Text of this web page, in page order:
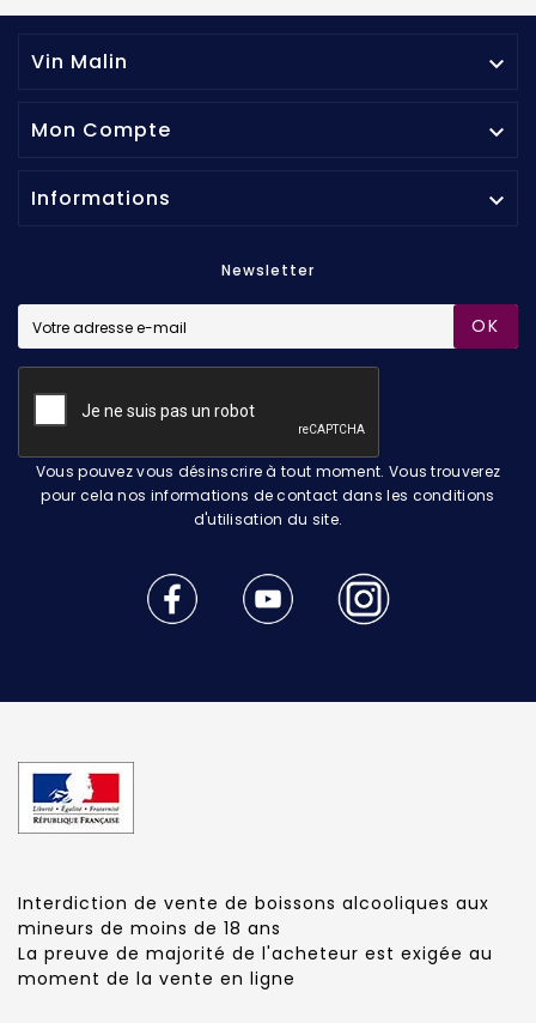
Vin Malin 
Mon Compte 
Informations 
Newsletter
OK
Vous pouvez vous désinscrire à tout moment. Vous trouverez
pour cela nos informations de contact dans les conditions
d'utilisation du site.
Interdiction de vente de boissons alcooliques aux
mineurs de moins de 18 ans
La preuve de majorité de l'acheteur est exigée au
moment de la vente en ligne